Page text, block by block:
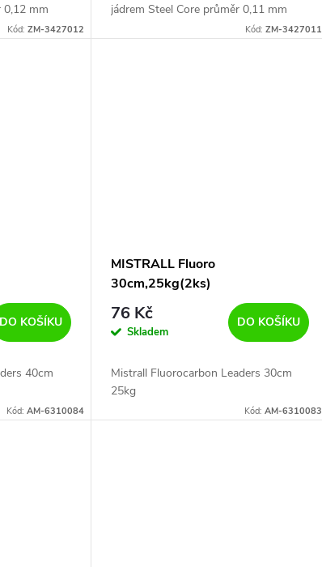
0,12 mm
Kód: ZM-3427012
jádrem Steel Core průměr 0,11 mm
Kód: ZM-3427011
DO KOŠÍKU
40cm
Kód: AM-6310084
MISTRALL Fluoro
30cm,25kg(2ks)
76 Kč
Skladem
DO KOŠÍKU
Mistrall Fluorocarbon Leaders 30cm
25kg
Kód: AM-6310083